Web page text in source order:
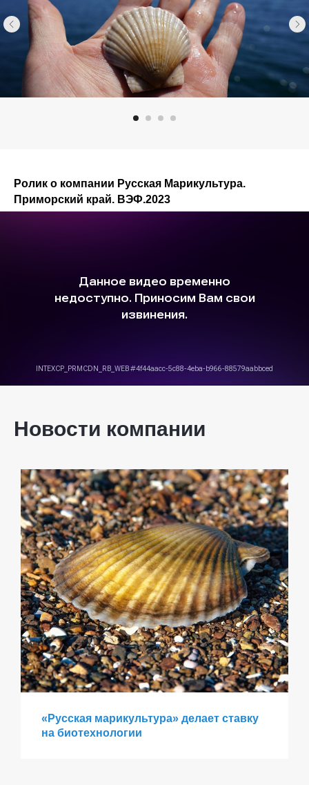
Ролик о компании Русская Марикультура.
Приморский край. ВЭФ.2023
Новости компании
«Русская марикультура» делает ставку
на биотехнологии